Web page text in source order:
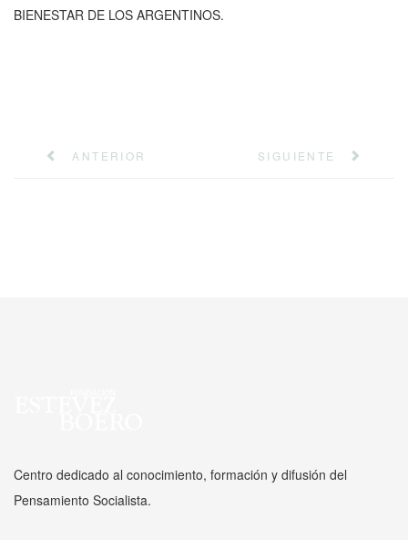
BIENESTAR DE LOS ARGENTINOS.
ANTERIOR SIGUIENTE
Centro dedicado al conocimiento, formación y difusión del
Pensamiento Socialista.